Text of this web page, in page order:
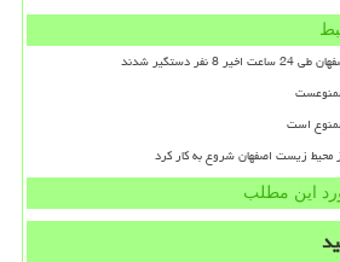
است
زیست اصفهان شروع به کار کرد
این مطلب